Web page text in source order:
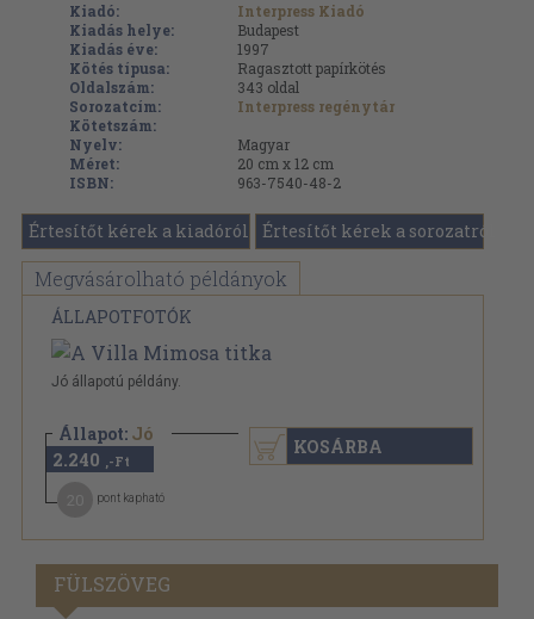
Kiadó:
Interpress Kiadó
Kiadás helye:
Budapest
Kiadás éve:
1997
Kötés típusa:
Ragasztott papírkötés
Oldalszám:
343 oldal
Sorozatcím:
Interpress regénytár
Kötetszám:
Nyelv:
Magyar
Méret:
20 cm x 12 cm
ISBN:
963-7540-48-2
Értesítőt kérek a kiadóról Értesítőt kérek a sorozatról
Megvásárolható példányok
ÁLLAPOTFOTÓK
Jó állapotú példány.
Állapot: Jó
2.240 ,-Ft
pont kapható
KOSÁRBA
FÜLSZÖVEG